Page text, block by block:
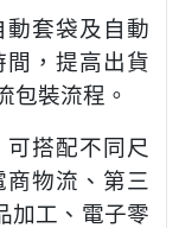
動套袋及自動
，提高出貨
包裝流程。
搭配不同尺
物流、第三
加工、電子零